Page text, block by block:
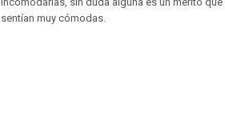
sentían muy cómodas.